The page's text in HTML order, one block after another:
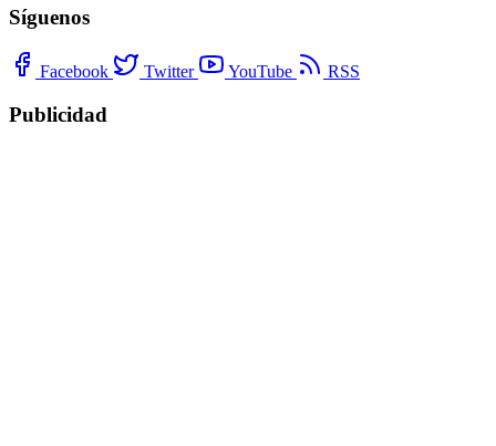
Síguenos
Facebook Twitter YouTube RSS
Publicidad